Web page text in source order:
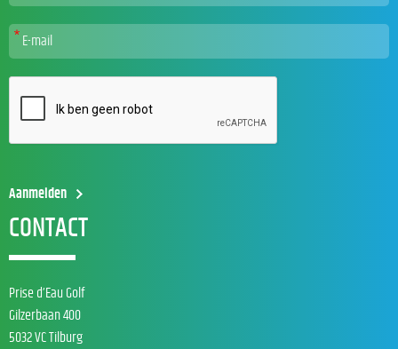
CONTACT
Prise d’Eau Golf
Gilzerbaan 400
5032 VC Tilburg